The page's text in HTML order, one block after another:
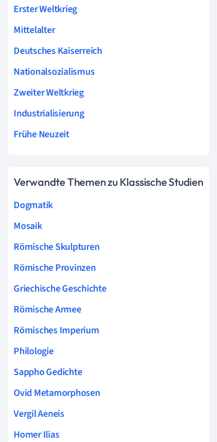
Erster Weltkrieg
Mittelalter
Deutsches Kaiserreich
Nationalsozialismus
Zweiter Weltkrieg
Industrialisierung
Frühe Neuzeit
Verwandte Themen zu Klassische Studien
Dogmatik
Mosaik
Römische Skulpturen
Römische Provinzen
Griechische Geschichte
Römische Armee
Römisches Imperium
Philologie
Sappho Gedichte
Ovid Metamorphosen
Vergil Aeneis
Homer Ilias